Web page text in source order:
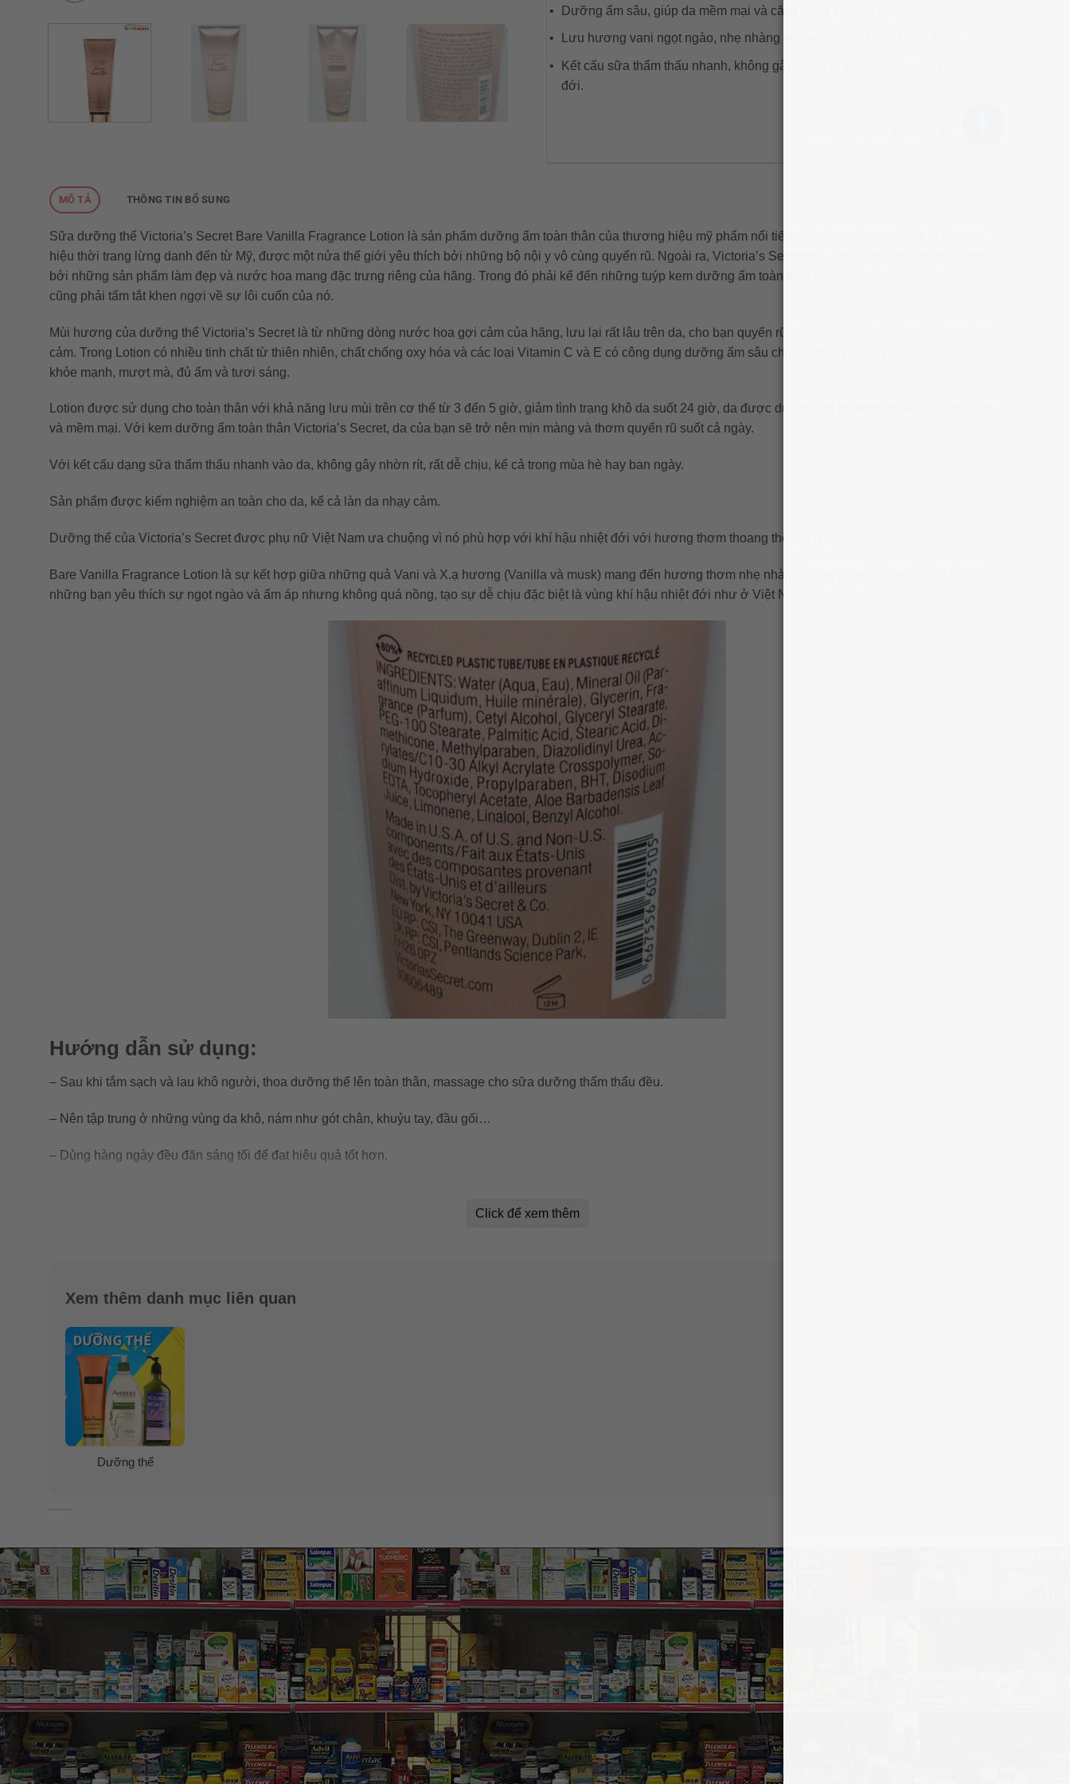
Dưỡng ẩm sâu, giúp da mềm mại và căng bóng suốt 24 giờ.
Lưu hương vani ngọt ngào, nhẹ nhàng và tinh tế trên da từ 3 đến 5 giờ.
Kết cấu sữa thẩm thấu nhanh, không gây nhờn rít, phù hợp với khí hậu nhiệt
đới.
MÔ TẢ THÔNG TIN BỔ SUNG
Sữa dưỡng thể Victoria’s Secret Bare Vanilla Fragrance Lotion là sản phẩm dưỡng ẩm toàn thân của thương hiệu mỹ phẩm nổi tiếng Victoria’s Secret. Đây là thương
hiệu thời trang lừng danh đến từ Mỹ, được một nửa thế giới yêu thích bởi những bộ nội y vô cùng quyến rũ. Ngoài ra, Victoria’s Secret còn khiến mọi phụ nữ xiêu lòng
bởi những sản phẩm làm đẹp và nước hoa mang đặc trưng riêng của hãng. Trong đó phải kể đến những tuýp kem dưỡng ẩm toàn thân mà mỗi khi nhắc đến, bất cứ ai
cũng phải tấm tắt khen ngợi về sự lôi cuốn của nó.
Mùi hương của dưỡng thể Victoria’s Secret là từ những dòng nước hoa gợi cảm của hãng, lưu lại rất lâu trên da, cho bạn quyến rũ một cách đầy tinh tế mùi hương gợi
cảm. Trong Lotion có nhiều tinh chất từ thiên nhiên, chất chống oxy hóa và các loại Vitamin C và E có công dụng dưỡng ẩm sâu cho da. Cho bạn làn da toàn thân luôn
khỏe mạnh, mượt mà, đủ ẩm và tươi sáng.
Lotion được sử dụng cho toàn thân với khả năng lưu mùi trên cơ thể từ 3 đến 5 giờ, giảm tình trạng khô da suốt 24 giờ, da được dưỡng ẩm thường xuyên sẽ căng bóng
và mềm mại. Với kem dưỡng ẩm toàn thân Victoria’s Secret, da của bạn sẽ trở nên mịn màng và thơm quyến rũ suốt cả ngày.
Với kết cấu dạng sữa thẩm thấu nhanh vào da, không gây nhờn rít, rất dễ chịu, kể cả trong mùa hè hay ban ngày.
Sản phẩm được kiểm nghiệm an toàn cho da, kể cả làn da nhạy cảm.
Dưỡng thể của Victoria’s Secret được phụ nữ Việt Nam ưa chuộng vì nó phù hợp với khí hậu nhiệt đới với hương thơm thoang thoảng, thanh mát và thư giãn.
Bare Vanilla Fragrance Lotion là sự kết hợp giữa những quả Vani và X.ạ hương (Vanilla và musk) mang đến hương thơm nhẹ nhàng, sang trọng. Dòng này thích hợp với
những bạn yêu thích sự ngọt ngào và ấm áp nhưng không quá nồng, tạo sự dễ chịu đặc biệt là vùng khí hậu nhiệt đới như ở Việt Nam.
Hướng dẫn sử dụng:
– Sau khi tắm sạch và lau khô người, thoa dưỡng thể lên toàn thân, massage cho sữa dưỡng thẩm thấu đều.
– Nên tập trung ở những vùng da khô, nám như gót chân, khuỷu tay, đầu gối…
– Dùng hàng ngày đều đặn sáng tối để đạt hiệu quả tốt hơn.
Click để xem thêm
Xem thêm danh mục liên quan
Dưỡng thể